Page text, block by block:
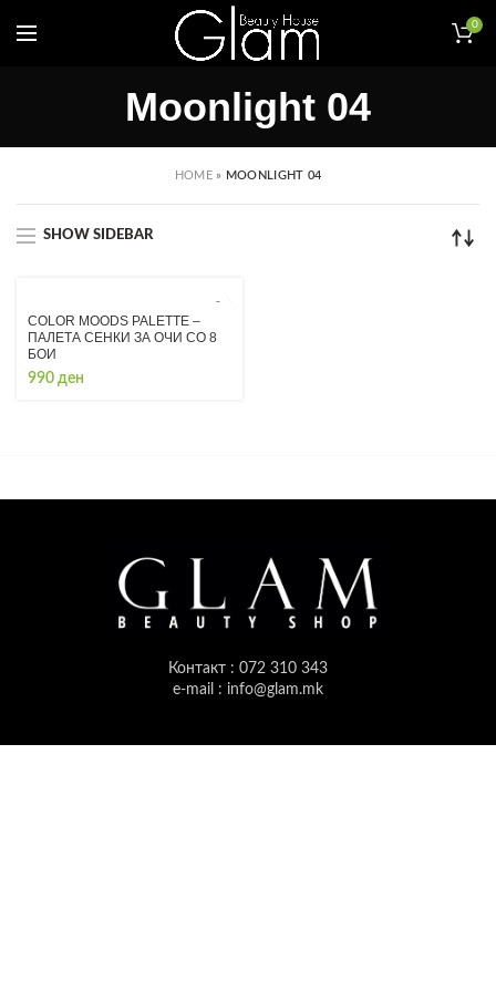
0
Moonlight 04
HOME» MOONLIGHT 04
SHOW SIDEBAR
COLOR MOODS PALETTE –
ПАЛЕТА СЕНКИ ЗА ОЧИ СО 8
БОИ
990 ден
Контакт : 072 310 343
e-mail : info@glam.mk